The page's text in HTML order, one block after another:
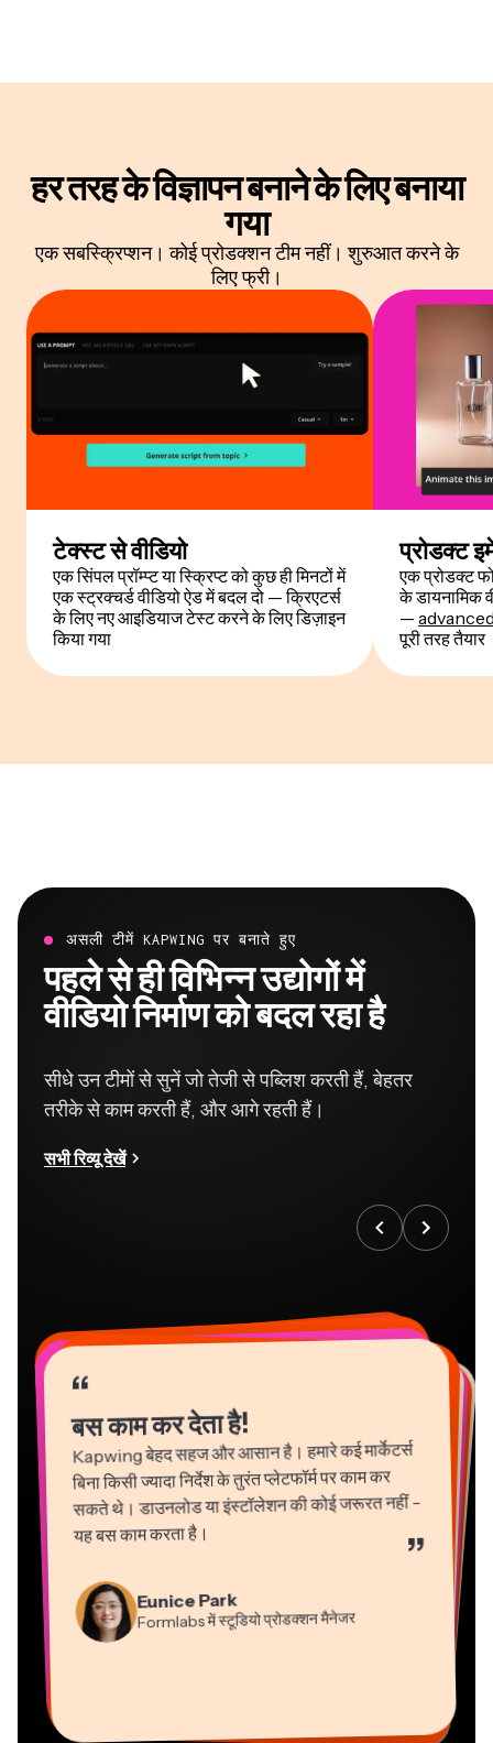
हर तरह के विज्ञापन बनाने के लिए बनाया
गया
एक सबस्क्रिप्शन। कोई प्रोडक्शन टीम नहीं। शुरुआत करने के
लिए फ्री।
टेक्स्ट से वीडियो
एक सिंपल प्रॉम्प्ट या स्क्रिप्ट को कुछ ही मिनटों में
एक स्ट्रक्चर्ड वीडियो ऐड में बदल दो — क्रिएटर्स
के लिए नए आइडियाज टेस्ट करने के लिए डिज़ाइन
किया गया
प्रोडक्ट
एक प्रोडक्ट
के डायनामिक
—
पूरी तरह तैयार
असली टीमें KAPWING पर बनाते हुए
पहले से ही विभिन्न उद्योगों में
वीडियो निर्माण को बदल रहा है
सीधे उन टीमों से सुनें जो तेजी से पब्लिश करती हैं, बेहतर
तरीके से काम करती हैं, और आगे रहती हैं।
सभी रिव्यू देखें
“
बस काम कर देता है!
Kapwing बेहद सहज और आसान है। हमारे कई मार्केटर्स
बिना किसी ज्यादा निर्देश के तुरंत प्लेटफॉर्म पर काम कर
सकते थे। डाउनलोड या इंस्टॉलेशन की कोई जरूरत नहीं -
यह बस काम करता है। ”
Eunice Park
Formlabs में स्टूडियो प्रोडक्शन मैनेजर
“
“
Grant Taleck
Panos Papagapiou
एपाथलॉन में प्रबंध भागीदार
“
Gracie Peng
कंटेंट निदेशक
“
वीडियो एडिटर
“
Natasha Ball
परामर्शदाता
“
Dina Segovia